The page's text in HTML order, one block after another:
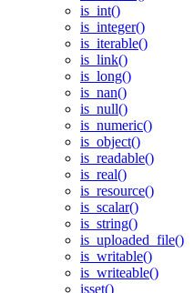
is_int()
is_integer()
is_iterable()
is_link()
is_long()
is_nan()
is_null()
is_numeric()
is_object()
is_readable()
is_real()
is_resource()
is_scalar()
is_string()
is_uploaded_file()
is_writable()
is_writeable()
isset()